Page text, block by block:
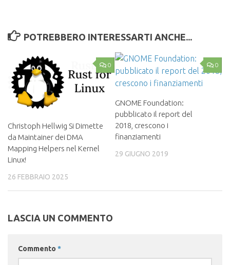
POTREBBERO INTERESSARTI ANCHE...
0
Christoph Hellwig Si Dimette
da Maintainer dei DMA
Mapping Helpers nel Kernel
Linux!
26 FEBBRAIO 2025
0
GNOME Foundation:
pubblicato il report del
2018, crescono i
finanziamenti
29 GIUGNO 2019
LASCIA UN COMMENTO
Commento *